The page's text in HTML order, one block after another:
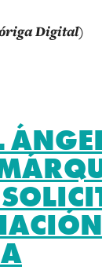
Digital)